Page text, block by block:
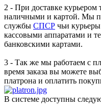
2 - При доставке курьером
наличными и картой. Мы
службы СПСР чьи
кассовыми аппаратами и
банковскими картами.
3 - Так же мы работаем с
время заказа вы можете
платрона и оплатить
В системе доступны